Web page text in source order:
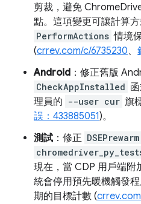
剪裁，避免
點。這項變更可讓計算
PerformActions 情境
(crrev.com/c/6735230、
Android ：修正舊版
CheckAppInstalled
理員的 --user cur 旗
誤：433885051)。
測試 ：修正 DSEPrewarm
現在，當 CDP 用戶端
統會停用預先暖機觸發
期的目標計數 (